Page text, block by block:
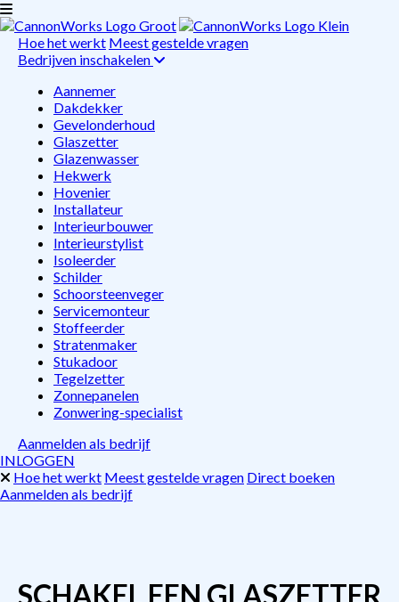
Hoe het werkt Meest gestelde vragen
Bedrijven inschakelen
Aannemer
Dakdekker
Gevelonderhoud
Glaszetter
Glazenwasser
Hekwerk
Hovenier
Installateur
Interieurbouwer
Interieurstylist
Isoleerder
Schilder
Schoorsteenveger
Servicemonteur
Stoffeerder
Stratenmaker
Stukadoor
Tegelzetter
Zonnepanelen
Zonwering-specialist
Aanmelden als bedrijf
INLOGGEN
Hoe het werkt Meest gestelde vragen Direct boeken
Aanmelden als bedrijf
SCHAKEL EEN GLASZETTER